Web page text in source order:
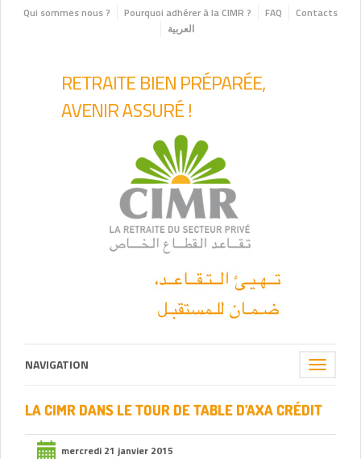
Qui sommes nous ? Pourquoi adhérer à la CIMR ? FAQ
Contacts
العربية
Toggle
NAVIGATION
LA CIMR DANS LE TOUR DE TABLE D’AXA CRÉDIT
mercredi 21 janvier 2015